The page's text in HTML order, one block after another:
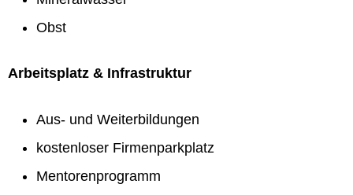
Obst
Arbeitsplatz & Infrastruktur
Aus- und Weiterbildungen
kostenloser Firmenparkplatz
Mentorenprogramm